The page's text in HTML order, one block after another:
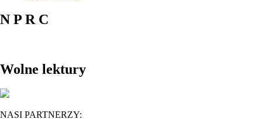
N P R C
Wolne lektury
NASI PARTNERZY: